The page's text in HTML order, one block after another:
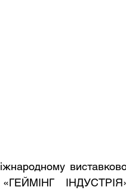
«ГЕЙМІНГ